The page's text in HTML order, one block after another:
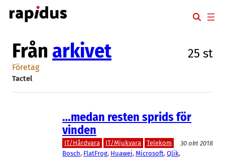
Hoppa
till
Från arkivet 25 st
Företag
Tactel
…medan resten sprids för
vinden
IT/Hårdvara IT/Mjukvara Telekom
30 okt 2018
Bosch, FlatFrog, Huawei, Microsoft, Qlik